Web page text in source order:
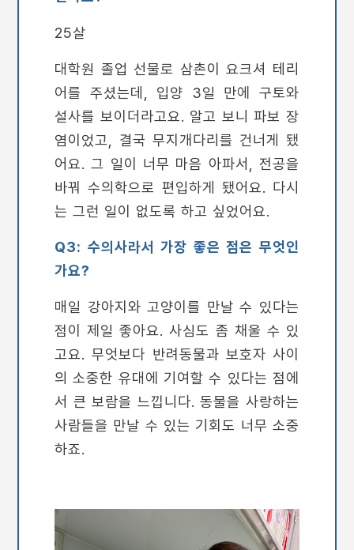
25살
대학원 졸업 선물로 삼촌이 요크셔 테리
어를 주셨는데, 입양 3일 만에 구토와
설사를 보이더라고요. 알고 보니 파보 장
염이었고, 결국 무지개다리를 건너게 됐
어요. 그 일이 너무 마음 아파서, 전공을
바꿔 수의학으로 편입하게 됐어요. 다시
는 그런 일이 없도록 하고 싶었어요.
Q3: 수의사라서 가장 좋은 점은 무엇인
가요?
매일 강아지와 고양이를 만날 수 있다는
점이 제일 좋아요. 사심도 좀 채울 수 있
고요. 무엇보다 반려동물과 보호자 사이
의 소중한 유대에 기여할 수 있다는 점에
서 큰 보람을 느낍니다. 동물을 사랑하는
사람들을 만날 수 있는 기회도 너무 소중
하죠.